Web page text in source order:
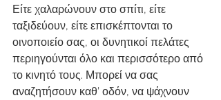
Είτε χαλαρώνουν στο σπίτι, είτε
ταξιδεύουν, είτε επισκέπτονται το
οινοποιείο σας, οι δυνητικοί πελάτες
περιηγούνται όλο και περισσότερο από
το κινητό τους. Μπορεί να σας
αναζητήσουν καθ’ οδόν, να ψάχνουν